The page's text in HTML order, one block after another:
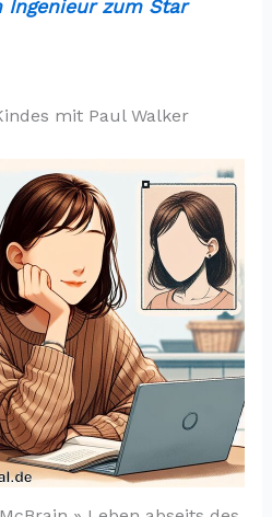
Ingenieur zum Star
mit Paul Walker